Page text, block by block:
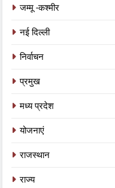
जम्मू -कश्मीर
नई दिल्ली
निर्वाचन
प्रमुख
मध्य प्रदेश
योजनाएं
राजस्थान
राज्य